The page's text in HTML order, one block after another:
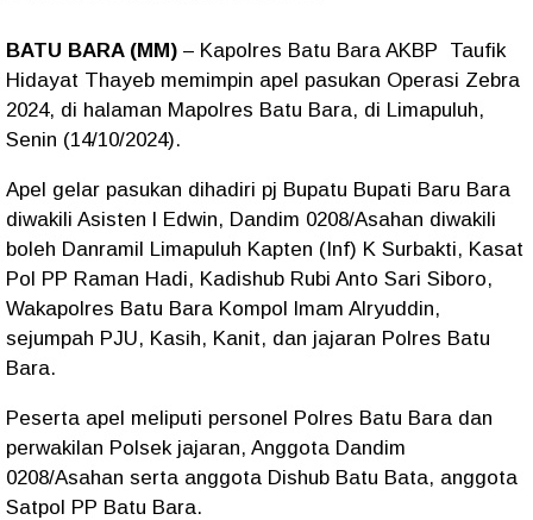
BATU BARA (MM) – Kapolres Batu Bara AKBP Taufik
Hidayat Thayeb memimpin apel pasukan Operasi Zebra
2024, di halaman Mapolres Batu Bara, di Limapuluh,
Senin (14/10/2024).
Apel gelar pasukan dihadiri pj Bupatu Bupati Baru Bara
diwakili Asisten l Edwin, Dandim 0208/Asahan diwakili
boleh Danramil Limapuluh Kapten (Inf) K Surbakti, Kasat
Pol PP Raman Hadi, Kadishub Rubi Anto Sari Siboro,
Wakapolres Batu Bara Kompol lmam Alryuddin,
sejumpah PJU, Kasih, Kanit, dan jajaran Polres Batu
Bara.
Peserta apel meliputi personel Polres Batu Bara dan
perwakilan Polsek jajaran, Anggota Dandim
0208/Asahan serta anggota Dishub Batu Bata, anggota
Satpol PP Batu Bara.